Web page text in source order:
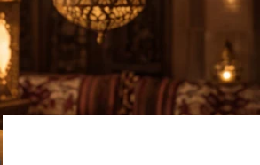
الرئيسية/ منتجات تحت الوسم “أفضل عروض